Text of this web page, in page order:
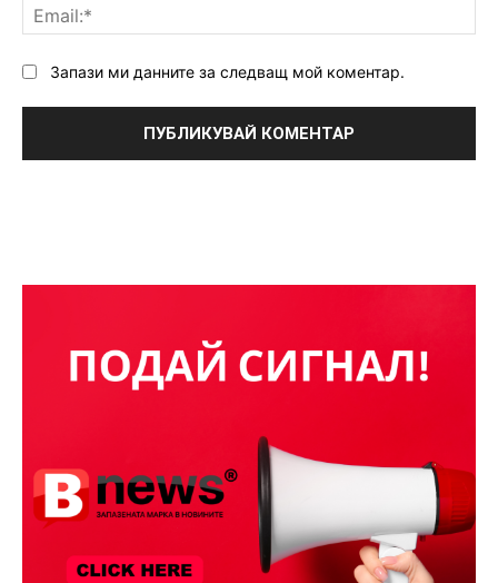
Запази ми данните за следващ мой коментар.